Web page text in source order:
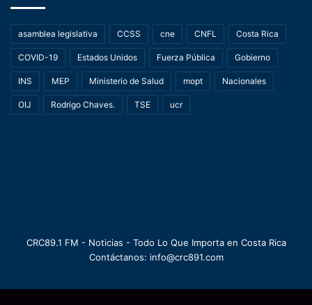
asamblea legislativa CCSS cne CNFL Costa Rica
COVID-19 Estados Unidos Fuerza Pública Gobierno
INS MEP Ministerio de Salud mopt Nacionales
OIJ Rodrigo Chaves. TSE ucr
CRC89.1 FM - Noticias - Todo Lo Que Importa en Costa Rica
Contáctanos: info@crc891.com